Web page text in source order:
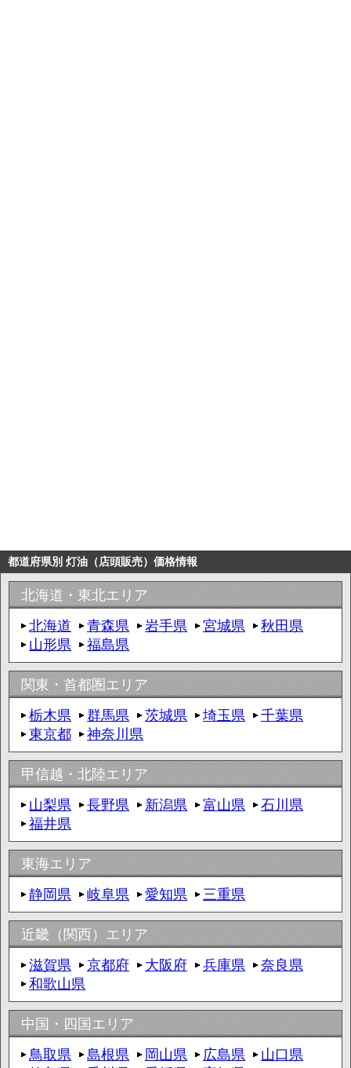
都道府県別 灯油（店頭販売）価格情報
北海道・東北エリア
北海道
青森県 岩手県 宮城県
秋田県
山形県
福島県
関東・首都圏エリア
栃木県
群馬県 茨城県 埼玉県
千葉県
東京都
神奈川県
甲信越・北陸エリア
山梨県
長野県 新潟県 富山県
石川県
福井県
東海エリア
静岡県
岐阜県 愛知県 三重県
近畿（関西）エリア
滋賀県
京都府 大阪府 兵庫県
奈良県
和歌山県
中国・四国エリア
鳥取県
島根県 岡山県 広島県
山口県